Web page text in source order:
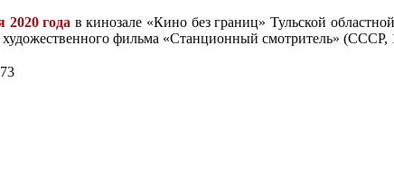
2020 года в кинозале «Кино без границ» Тульской
художественного фильма «Станционный смотритель»